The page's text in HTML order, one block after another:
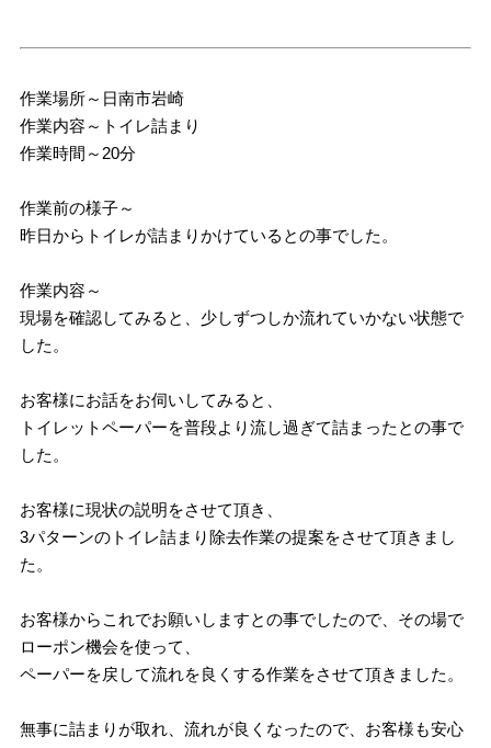
作業場所～日南市岩崎
作業内容～トイレ詰まり
作業時間～20分
作業前の様子～
昨日からトイレが詰まりかけているとの事でした。
作業内容～
現場を確認してみると、少しずつしか流れていかない状態で
した。
お客様にお話をお伺いしてみると、
トイレットペーパーを普段より流し過ぎて詰まったとの事で
した。
お客様に現状の説明をさせて頂き、
3パターンのトイレ詰まり除去作業の提案をさせて頂きまし
た。
お客様からこれでお願いしますとの事でしたので、その場で
ローポン機会を使って、
ペーパーを戻して流れを良くする作業をさせて頂きました。
無事に詰まりが取れ、流れが良くなったので、お客様も安心